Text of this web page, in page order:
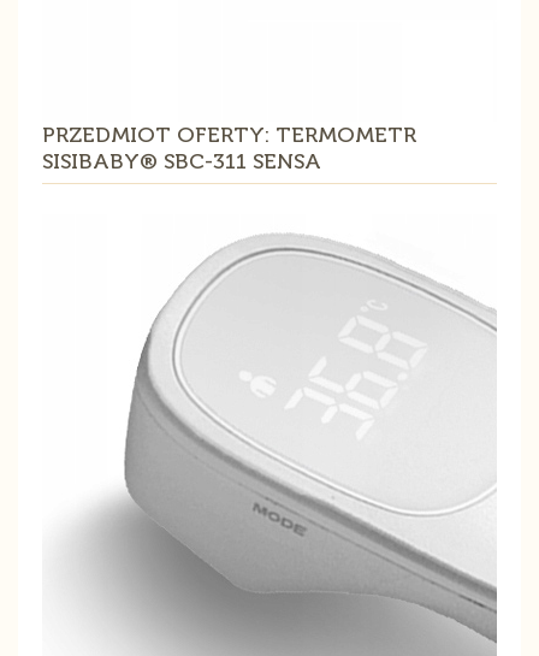
PRZEDMIOT OFERTY: TERMOMETR
SISIBABY® SBC-311 SENSA